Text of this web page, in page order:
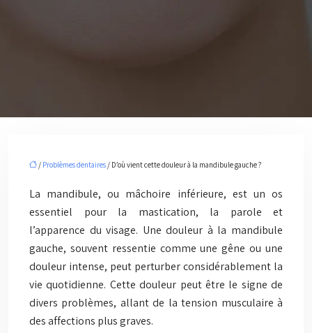
/ Problèmes dentaires / D’où vient cette douleur à la mandibule gauche ?
La mandibule, ou mâchoire inférieure, est un os
essentiel pour la mastication, la parole et
l’apparence du visage. Une douleur à la mandibule
gauche, souvent ressentie comme une gêne ou une
douleur intense, peut perturber considérablement la
vie quotidienne. Cette douleur peut être le signe de
divers problèmes, allant de la tension musculaire à
des affections plus graves.